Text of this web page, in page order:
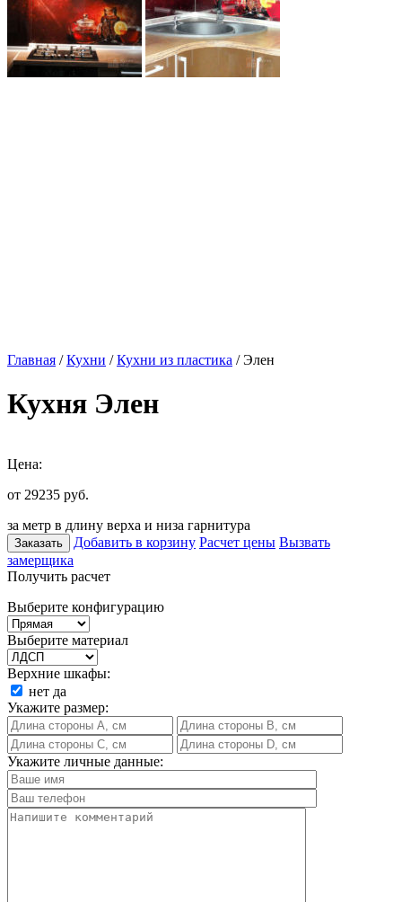
Главная /Кухни /Кухни из пластика / Элен
Кухня Элен
Цена:
от 29235 руб.
за метр в длину верха и низа гарнитура
Заказать Добавить в корзину Расчет цены Вызвать
замерщика
Получить расчет
Выберите конфигурацию
Выберите материал
Верхние шкафы:
нет да
Укажите размер:
Укажите личные данные: